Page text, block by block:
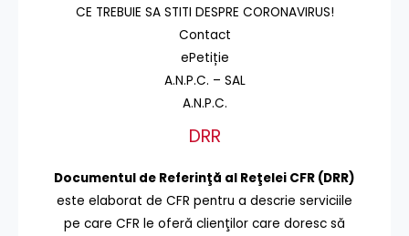
CE TREBUIE SA STITI DESPRE CORONAVIRUS!
Contact
ePetiție
A.N.P.C. – SAL
A.N.P.C.
DRR
Documentul de Referinţă al Reţelei CFR (DRR)
este elaborat de CFR pentru a descrie serviciile
pe care CFR le oferă clienţilor care doresc să